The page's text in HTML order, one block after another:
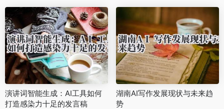
演讲词智能生成：AI工具如何
打造感染力十足的发言稿
湖南AI写作发展现状与未来趋
势